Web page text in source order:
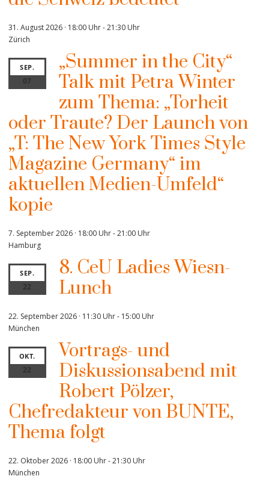
31. August 2026 · 18:00 Uhr-21:30 Uhr
Zürich
SEP.
07
„Summer in the City“
Talk mit Petra Winter
zum Thema: „Torheit
oder Traute? Der Launch von
„T: The New York Times Style
Magazine Germany“ im
aktuellen Medien-Umfeld“
kopie
7. September 2026 · 18:00 Uhr-21:00 Uhr
Hamburg
SEP.
22
8. CeU Ladies Wiesn-
Lunch
22. September 2026 · 11:30 Uhr- 15:00 Uhr
München
OKT.
22
Vortrags- und
Diskussionsabend mit
Robert Pölzer,
Chefredakteur von BUNTE,
Thema folgt
22. Oktober 2026 · 18:00 Uhr-21:30 Uhr
München